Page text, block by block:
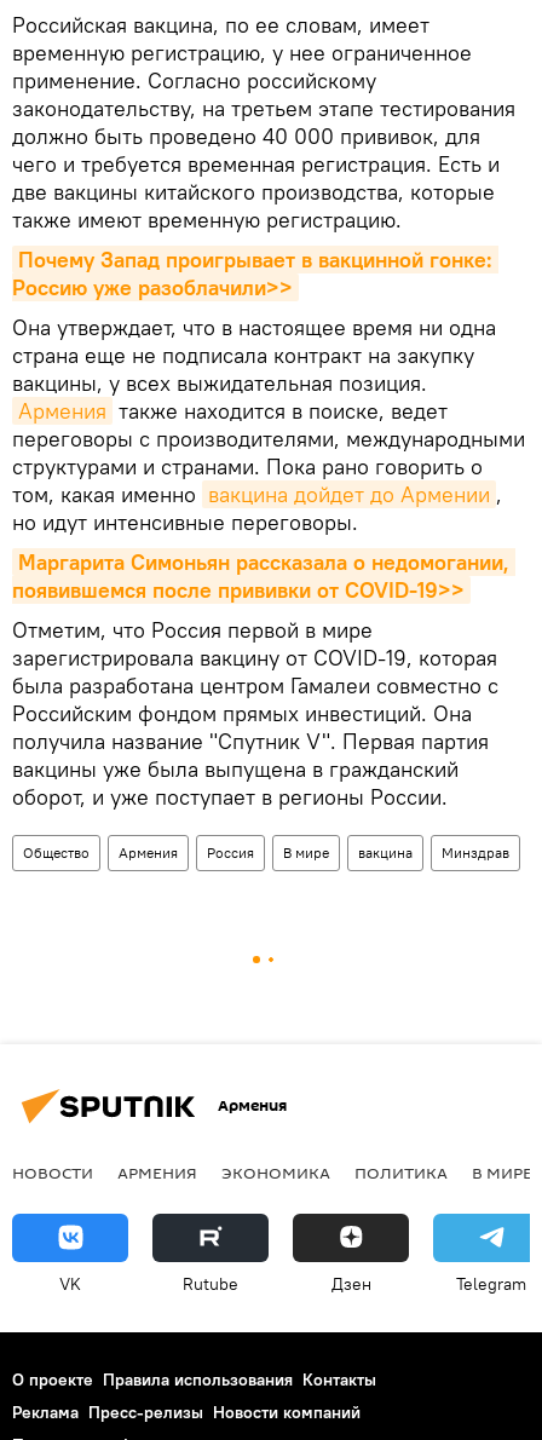
Российская вакцина, по ее словам, имеет
временную регистрацию, у нее ограниченное
применение. Согласно российскому
законодательству, на третьем этапе тестирования
должно быть проведено 40 000 прививок, для
чего и требуется временная регистрация. Есть и
две вакцины китайского производства, которые
также имеют временную регистрацию.
Почему Запад проигрывает в вакцинной гонке:
Россию уже разоблачили>>
Она утверждает, что в настоящее время ни одна
страна еще не подписала контракт на закупку
вакцины, у всех выжидательная позиция.
Армения также находится в поиске, ведет
переговоры с производителями, международными
структурами и странами. Пока рано говорить о
том, какая именно вакцина дойдет до Армении ,
но идут интенсивные переговоры.
Маргарита Симоньян рассказала о недомогании,
появившемся после прививки от COVID-19>>
Отметим, что Россия первой в мире
зарегистрировала вакцину от COVID-19, которая
была разработана центром Гамалеи совместно с
Российским фондом прямых инвестиций. Она
получила название "Спутник V". Первая партия
вакцины уже была выпущена в гражданский
оборот, и уже поступает в регионы России.
Общество Армения Россия В мире вакцина Минздрав
Армения
НОВОСТИ АРМЕНИЯ ЭКОНОМИКА ПОЛИТИКА В МИРЕ
VK Rutube Дзен Telegram
О проекте Правила использования Контакты
Реклама Пресс-релизы Новости компаний